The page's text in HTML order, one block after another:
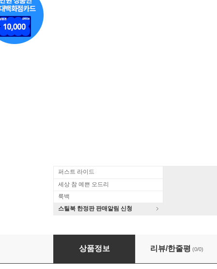
퍼스트 라이드
세상 참 예쁜 오드리
룩백
스틸북 한정판 판매알림 신청
쇼팽: 야상곡 (Chopin: Nocturnes) (UHQCD)(
상품정보 리뷰/한줄평 (0/0)